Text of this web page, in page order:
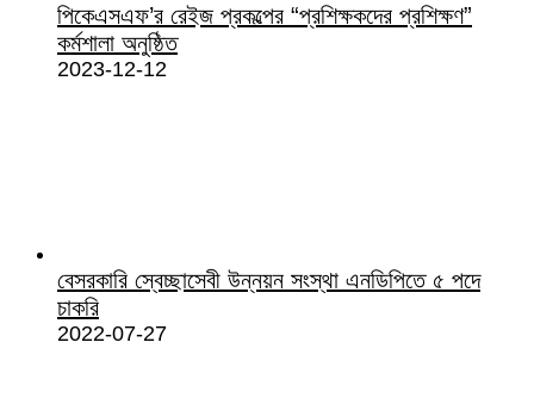
পিকেএসএফ’র রেইজ প্রকল্পের “প্রশিক্ষকদের প্রশিক্ষণ”
কর্মশালা অনুষ্ঠিত
2023-12-12
বেসরকারি স্বেচ্ছাসেবী উন্নয়ন সংস্থা এনডিপিতে ৫ পদে
চাকরি
2022-07-27